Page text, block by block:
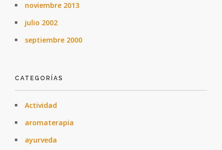
noviembre 2013
julio 2002
septiembre 2000
CATEGORÍAS
Actividad
aromaterapia
ayurveda